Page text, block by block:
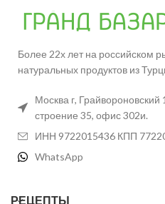
Более 22х лет на российском
натуральных продуктов из
Москва г,
строение 35, офис 302и.
ИНН 9722015436 КПП
WhatsApp
РЕЦЕПТЫ